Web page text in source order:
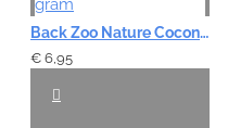
Back Zoo Nature Coconut Cubes - 250 gram
€ 6,95